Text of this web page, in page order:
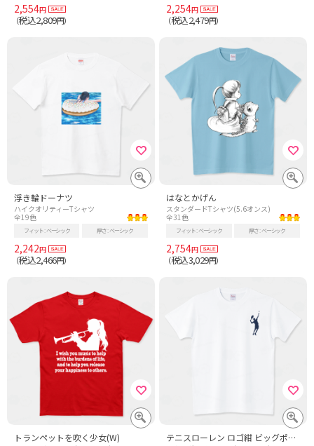
2,554円
（税込2,809円）
2,254円
（税込2,479円）
浮き輪ドーナツ
ハイクオリティーTシャツ
全19色
フィット ベーシック 厚さ ベーシック
2,242円
（税込2,466円）
はなとかげん
スタンダードTシャツ(5.6オンス)
全31色
フィット ベーシック 厚さ ベーシック
2,754円
（税込3,029円）
トランペットを吹く少女(W) テニスローレン ロゴ紺 ビッグポニー風